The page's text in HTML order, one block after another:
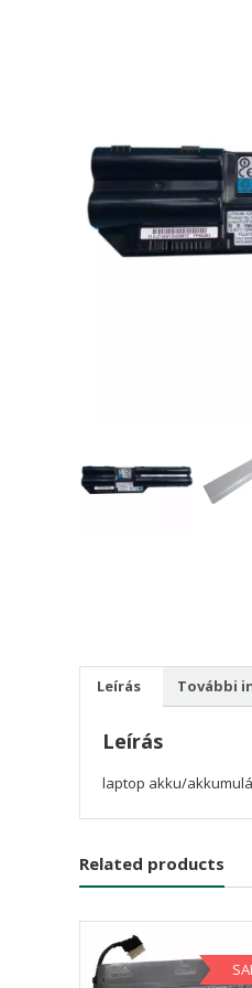
Leírás További
Leírás
laptop akku/
Related products